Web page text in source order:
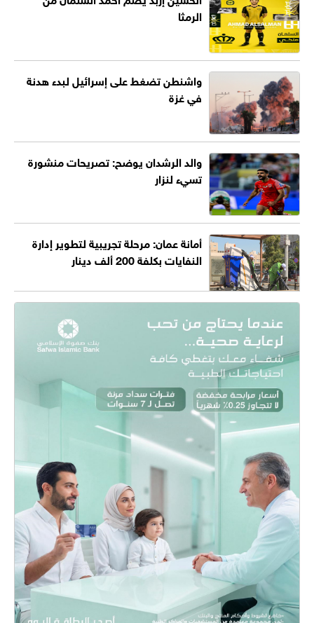
الرمثا
واشنطن تضغط على إسرائيل لبدء هدنة
في غزة
والد الرشدان يوضح: تصريحات منشورة
تسيء لنزار
أمانة عمان: مرحلة تجريبية لتطوير إدارة
النفايات بكلفة 200 ألف دينار